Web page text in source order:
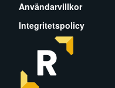
Användarvillkor
Integritetspolicy